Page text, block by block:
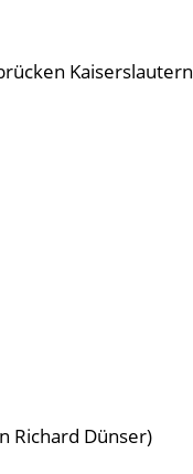
Kaiserslautern
Richard Dünser)